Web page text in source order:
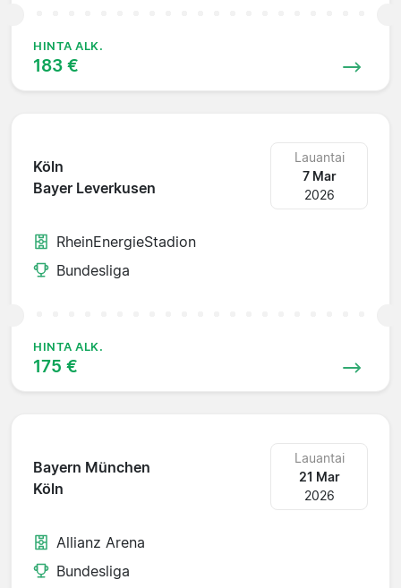
HINTA ALK.
183 €
Köln
Bayer Leverkusen
Lauantai
7 Mar
2026
RheinEnergieStadion
Bundesliga
HINTA ALK.
175 €
Bayern München
Köln
Lauantai
21 Mar
2026
Allianz Arena
Bundesliga